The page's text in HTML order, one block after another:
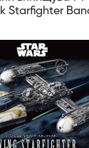
Starfighter